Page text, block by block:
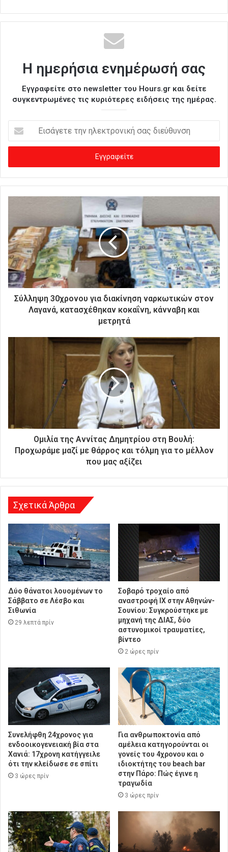
Η ημερήσια ενημέρωσή σας
Εγγραφείτε στο newsletter του Hours.gr και δείτε
συγκεντρωμένες τις κυριότερες ειδήσεις της ημέρας.
σ
γ
ε
ν
η
λ
ε
κ
τ
ύ
η
Σύλληψη 30χρονου για διακίνηση ναρκωτικών στον
Λαγανά, κατασχέθηκαν κοκαΐνη, κάνναβη και
μετρητά
Ομιλία της Αννίτας Δημητρίου στη Βουλή:
Προχωράμε μαζί με θάρρος και τόλμη για το μέλλον
που μας αξίζει
Σχετικά Άρθρα
Δύο θάνατοι λουομένων το
Σάββατο σε Λέσβο και
Σιθωνία
29 λεπτά πρίν
Σοβαρό τροχαίο από
αναστροφή ΙΧ στην Αθηνών-
Σουνίου: Συγκρούστηκε με
μηχανή της ΔΙΑΣ, δύο
αστυνομικοί τραυματίες,
βίντεο
2 ώρες πρίν
Συνελήφθη 24χρονος για
ενδοοικογενειακή βία στα
Χανιά: 17χρονη κατήγγειλε
ότι την κλείδωσε σε σπίτι
3 ώρες πρίν
Για ανθρωποκτονία από
αμέλεια κατηγορούνται οι
γονείς του 4χρονου και ο
ιδιοκτήτης του beach bar
στην Πάρο: Πώς έγινε η
τραγωδία
3 ώρες πρίν